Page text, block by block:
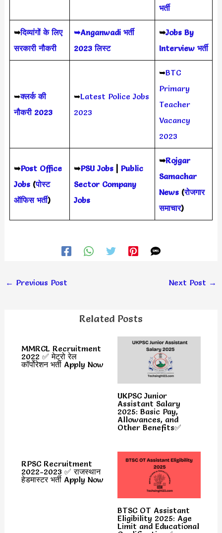
भर्ती
➥दिव्यांगों के लिए
सरकारी नौकरी
➥Anganwadi भर्ती
2023 लिस्ट
➥Jobs By
Interview भर्ती
➥क्लर्क की
नौकरी 2023
➥Latest Police Jobs
2023
➥BTC
Primary
Teacher
Vacancy
2023
➥Post Office
Jobs(पोस्ट
ऑफिस भर्ती)
➥PSU Jobs| Public
Sector Company
Jobs
➥Rojgar
Samachar
News(रोजगार
समाचार)
← Previous Post Next Post →
Related Posts
MMRCL Recruitment
2022 ✅ मेट्रो रेल
कॉर्पोरेशन भर्ती Apply Now
UKPSC Junior
Assistant Salary
2025: Basic Pay,
Allowances, and
Other Benefits✅
RPSC Recruitment
2022-2023 ✅ राजस्थान
हेडमास्टर भर्ती Apply Now
BTSC OT Assistant
Eligibility 2025: Age
Limit and Educational